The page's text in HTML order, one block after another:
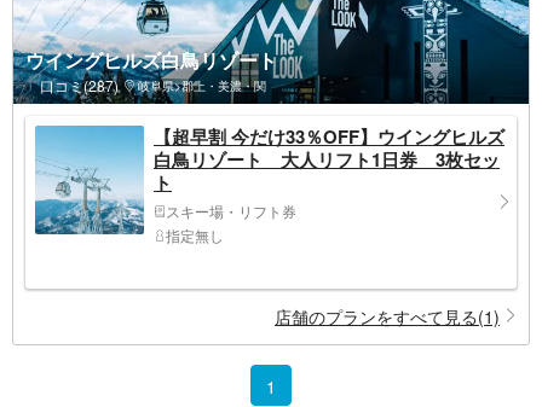
ウイングヒルズ白鳥リゾート
口コミ(287) 岐阜県>郡上・美濃・関
【超早割 今だけ33％OFF】ウイングヒルズ
白鳥リゾート 大人リフト1日券 3枚セッ
ト
スキー場・リフト券
指定無し
店舗のプランをすべて見る(1)
1